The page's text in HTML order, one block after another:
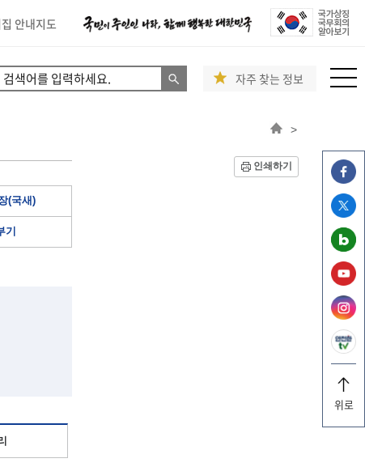
안내지도
위로
자주 찾는 정보
>
인쇄하기
(국새)
기